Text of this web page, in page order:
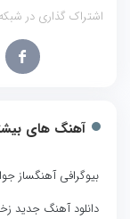
اشتراک گذاری در
آهنگ های
بیوگرافی آهنگساز
دانلود آهنگ جدید